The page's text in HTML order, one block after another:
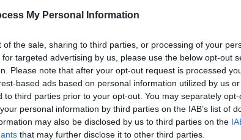
My Personal Information
of the sale, sharing to third parties, or processing of your
targeted advertising by us, please use the below opt-out
Please note that after your opt-out request is processed
based ads based on personal information utilized by us
to third parties prior to your opt-out. You may separately
personal information by third parties on the IAB’s list of
may also be disclosed by us to third parties on the
that may further disclose it to other third parties.